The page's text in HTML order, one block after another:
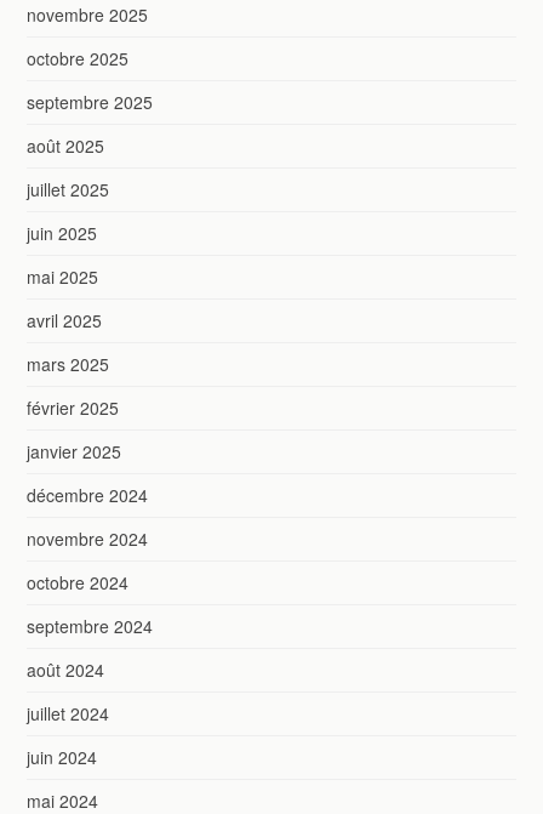
novembre 2025
octobre 2025
septembre 2025
août 2025
juillet 2025
juin 2025
mai 2025
avril 2025
mars 2025
février 2025
janvier 2025
décembre 2024
novembre 2024
octobre 2024
septembre 2024
août 2024
juillet 2024
juin 2024
mai 2024